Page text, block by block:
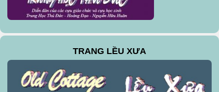
TRANG LỀU XƯA